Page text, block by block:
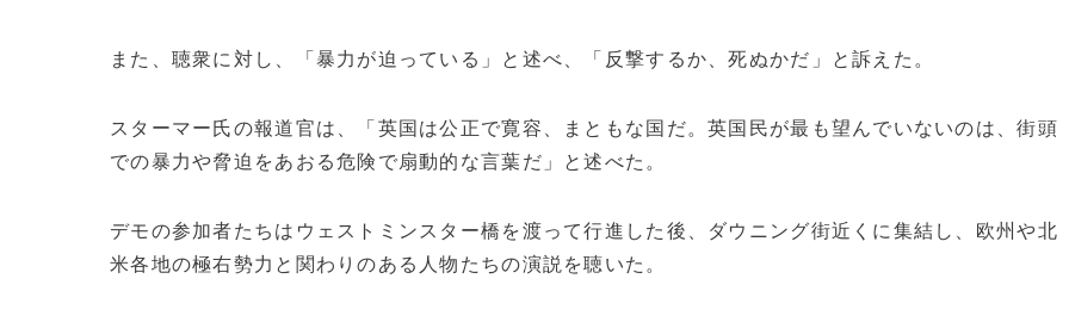
また、聴衆に対し、「暴力が迫っている」と述べ、「反撃するか、死ぬかだ」と訴えた。
スターマー氏の報道官は、「英国は公正で寛容、まともな国だ。英国民が最も望んでいないのは、街頭
での暴力や脅迫をあおる危険で扇動的な言葉だ」と述べた。
デモの参加者たちはウェストミンスター橋を渡って行進した後、ダウニング街近くに集結し、欧州や北
米各地の極右勢力と関わりのある人物たちの演説を聴いた。